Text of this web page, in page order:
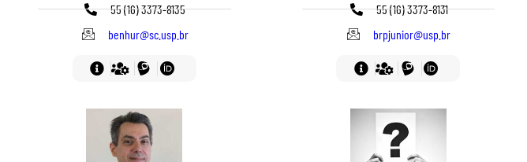
55 (16) 3373-8135
benhur@sc.usp.br
55 (16) 3373-8131
brpjunior@usp.br